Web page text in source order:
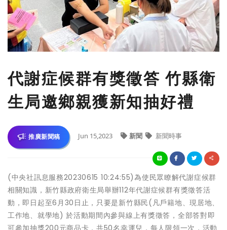
代謝症候群有獎徵答 竹縣衛
生局邀鄉親獲新知抽好禮
推廣新聞稿 Jun 15,2023 新聞 新聞時事
(中央社訊息服務20230615 10:24:55)為使民眾瞭解代謝症候群
相關知識，新竹縣政府衛生局舉辦112年代謝症候群有獎徵答活
動，即日起至6月30日止，只要是新竹縣民(凡戶籍地、現居地、
工作地、就學地) 於活動期間內參與線上有獎徵答，全部答對即